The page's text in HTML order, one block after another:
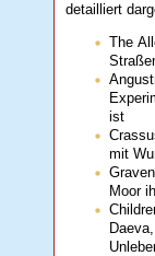
detailliert
The
ist
mit
Moor